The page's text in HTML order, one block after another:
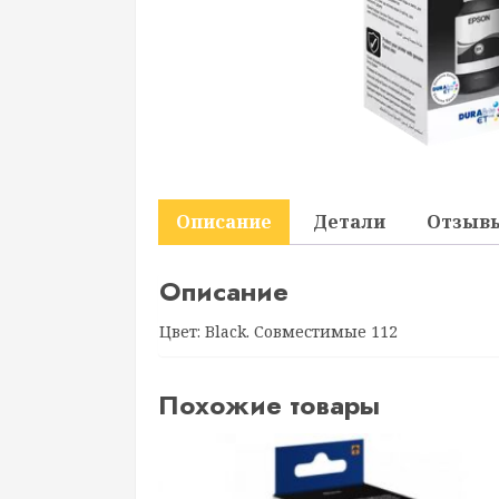
Описание Детали
Описание
Цвет: Black. Совместимые 112
Похожие товары